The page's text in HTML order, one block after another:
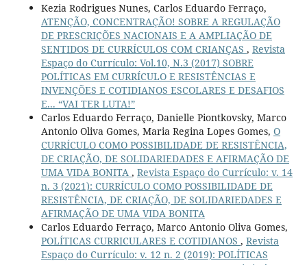
Kezia Rodrigues Nunes, Carlos Eduardo Ferraço,
ATENÇÃO, CONCENTRAÇÃO! SOBRE A REGULAÇÃO
DE PRESCRIÇÕES NACIONAIS E A AMPLIAÇÃO DE
SENTIDOS DE CURRÍCULOS COM CRIANÇAS , Revista
Espaço do Currículo: Vol.10, N.3 (2017) SOBRE
POLÍTICAS EM CURRÍCULO E RESISTÊNCIAS E
INVENÇÕES E COTIDIANOS ESCOLARES E DESAFIOS
E... “VAI TER LUTA!”
Carlos Eduardo Ferraço, Danielle Piontkovsky, Marco
Antonio Oliva Gomes, Maria Regina Lopes Gomes, O
CURRÍCULO COMO POSSIBILIDADE DE RESISTÊNCIA,
DE CRIAÇÃO, DE SOLIDARIEDADES E AFIRMAÇÃO DE
UMA VIDA BONITA , Revista Espaço do Currículo: v. 14
n. 3 (2021): CURRÍCULO COMO POSSIBILIDADE DE
RESISTÊNCIA, DE CRIAÇÃO, DE SOLIDARIEDADES E
AFIRMAÇÃO DE UMA VIDA BONITA
Carlos Eduardo Ferraço, Marco Antonio Oliva Gomes,
POLÍTICAS CURRICULARES E COTIDIANOS , Revista
Espaço do Currículo: v. 12 n. 2 (2019): POLÍTICAS